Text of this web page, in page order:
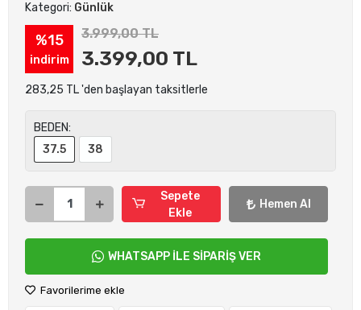
Kategori: Günlük
%15
indirim
3.999,00 TL
3.399,00 TL
283,25 TL 'den başlayan taksitlerle
BEDEN:
37.5
38
Sepete
Ekle
Hemen Al
WHATSAPP İLE SİPARİŞ VER
Favorilerime ekle